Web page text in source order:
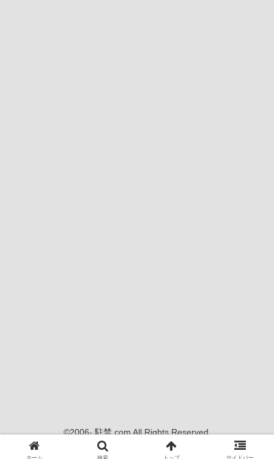
©2006- 駐禁.com All Rights Reserved.
当サイトの内容、画像等の無断転載・使用を禁じます
ホーム 検索 トップ サイドバー